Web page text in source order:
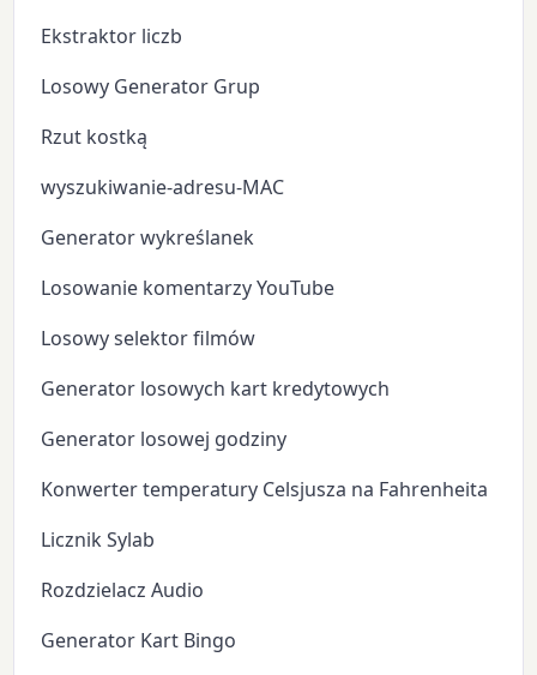
Ekstraktor liczb
Losowy Generator Grup
Rzut kostką
wyszukiwanie-adresu-MAC
Generator wykreślanek
Losowanie komentarzy YouTube
Losowy selektor filmów
Generator losowych kart kredytowych
Generator losowej godziny
Konwerter temperatury Celsjusza na Fahrenheita
Licznik Sylab
Rozdzielacz Audio
Generator Kart Bingo